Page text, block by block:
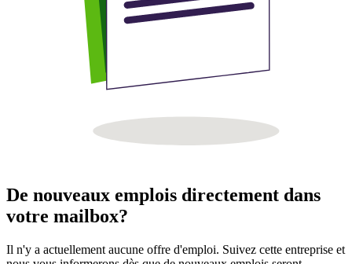
De nouveaux emplois directement dans
votre mailbox?
Il n'y a actuellement aucune offre d'emploi. Suivez cette entreprise et